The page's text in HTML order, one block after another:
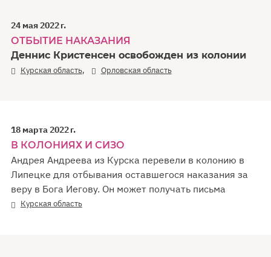
24 мая 2022 г.
ОТБЫТИЕ НАКАЗАНИЯ
Деннис Кристенсен освобожден из колонии
Курская область, Орловская область
18 марта 2022 г.
В КОЛОНИЯХ И СИЗО
Андрея Андреева из Курска перевели в колонию в
Липецке для отбывания оставшегося наказания за
веру в Бога Иегову. Он может получать письма
Курская область